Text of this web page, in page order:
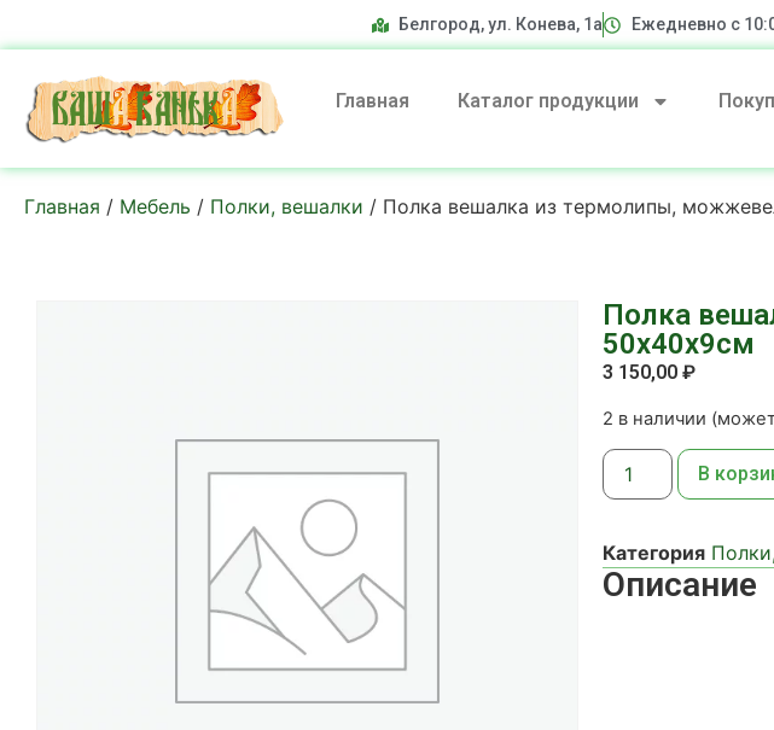
Белгород, ул. Конева, 1а Ежедневно с
Главная Каталог продукции
Главная / Мебель / Полки, вешалки / Полка вешалка из термолипы,
Полка
50х40х9см
3 150,00 ₽
2 в наличии
В
Категория
Описание